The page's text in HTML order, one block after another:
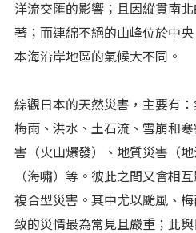
洋流交匯的影響；且因縱貫南
著；而連綿不絕的山峰位於中
本海沿岸地區的氣候大不同。
綜觀日本的天然災害，主要有
梅雨、洪水、土石流、雪崩和
害（火山爆發）、地質災害（
（海嘯）等。彼此之間又會相
複合型災害。其中尤以颱風、
致的災情最為常見且嚴重；此